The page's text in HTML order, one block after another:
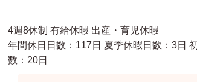
4週8休制 有給休暇 出産・育児休暇
年間休日日数：117日 夏季休暇日数：3日
数：20日